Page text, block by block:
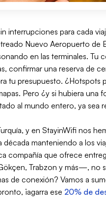
interrupciones para cada
Nuevo Aeropuerto
en las terminales.
confirmar una reserva de
tu presupuesto.
Pero ¿y si hubiera
al mundo entero, ya sea
y en StayinWifi nos
manteniendo a los
compañía que ofrece
Trabzon y más—, no
de conexión? Vamos a
¡agarra ese 20% de